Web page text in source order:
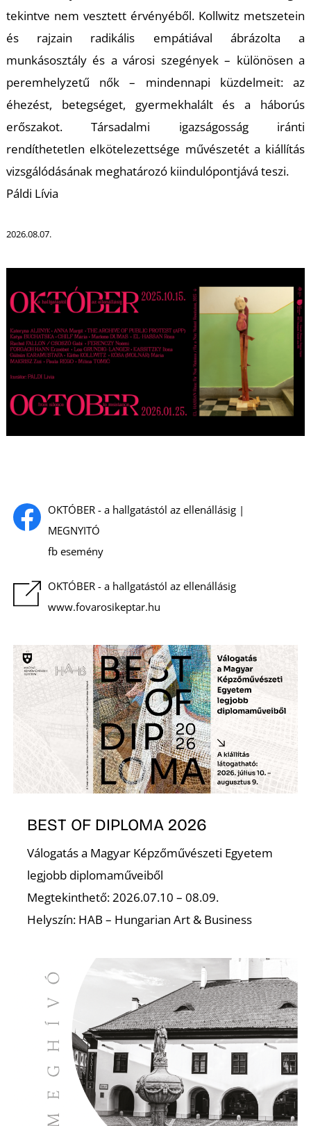
OKTÓBER - a hallgatástól az ellenállásig |
MEGNYITÓ
fb esemény
OKTÓBER - a hallgatástól az ellenállásig
www.fovarosikeptar.hu
tekintve nem vesztett érvényéből. Kollwitz metszetein
és rajzain radikális empátiával ábrázolta a
munkásosztály és a városi szegények – különösen a
peremhelyzetű nők – mindennapi küzdelmeit: az
éhezést, betegséget, gyermekhalált és a háborús
erőszakot. Társadalmi igazságosság iránti
rendíthetetlen elkötelezettsége művészetét a kiállítás
vizsgálódásának meghatározó kiindulópontjává teszi.
Páldi Lívia
2026.08.07.
BEST OF DIPLOMA 2026
Válogatás a Magyar Képzőművészeti Egyetem
legjobb diplomaműveiből
Megtekinthető: 2026.07.10 – 08.09.
Helyszín: HAB – Hungarian Art & Business